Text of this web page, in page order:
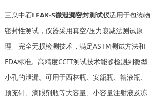
三泉中石LEAK-S微泄漏密封测试仪适用于包装物
密封性测试，仪器采用真空/压力衰减法测试原
理，完全无损检测技术，满足ASTM测试方法和
FDA标准。高精度CCIT测试技术能够检测到微型
小孔的泄漏。可用于西林瓶、安瓿瓶、输液瓶、
预充针、滴眼剂瓶等大容量、小容量注射液及冻